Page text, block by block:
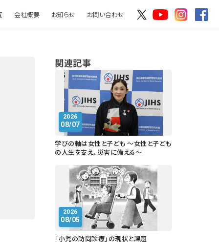
会社概要 お知らせ お問い合わせ
関連記事
2026
08/07
学びの軸は女性と子ども ～女性と子ども
の人生を支え、災害に備える～
2026
08/05
「小児の訪問診療」の現状と課題